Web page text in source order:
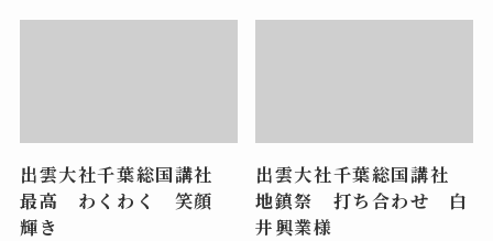
出雲大社千葉総国講社
最高 わくわく 笑顔
輝き
出雲大社千葉総国講社
地鎮祭 打ち合わせ 白
井興業様